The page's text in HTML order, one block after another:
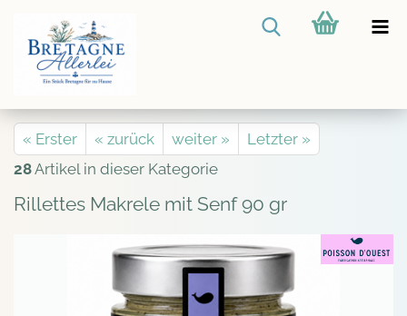
« Erster « zurück weiter »
Letzter »
28Artikel in dieser Kategorie
Rillettes Makrele mit Senf 90 gr